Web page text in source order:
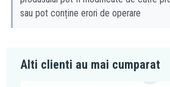
sau pot conține erori de operare
Alti clienti au mai cumparat